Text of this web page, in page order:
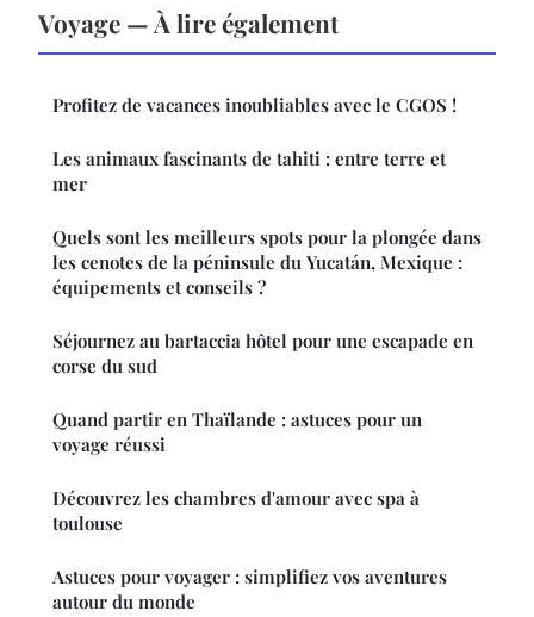
Voyage — À lire également
Profitez de vacances inoubliables avec le CGOS !
Les animaux fascinants de tahiti : entre terre et
mer
Quels sont les meilleurs spots pour la plongée dans
les cenotes de la péninsule du Yucatán, Mexique :
équipements et conseils ?
Séjournez au bartaccia hôtel pour une escapade en
corse du sud
Quand partir en Thaïlande : astuces pour un
voyage réussi
Découvrez les chambres d'amour avec spa à
toulouse
Astuces pour voyager : simplifiez vos aventures
autour du monde